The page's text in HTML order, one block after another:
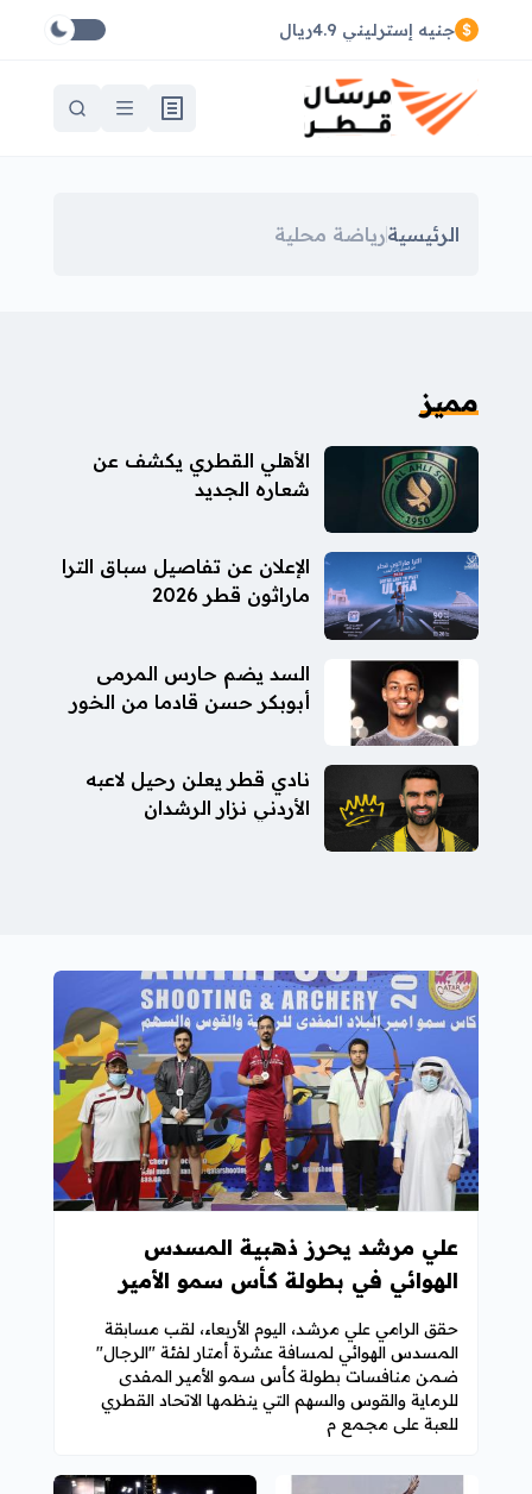
جنيه إسترليني 4.9ريال
الرئيسيةرياضة محلية
مميز
الأهلي القطري يكشف عن
شعاره الجديد
الإعلان عن تفاصيل سباق الترا
ماراثون قطر 2026
السد يضم حارس المرمى
أبوبكر حسن قادما من الخور
نادي قطر يعلن رحيل لاعبه
الأردني نزار الرشدان
علي مرشد يحرز ذهبية المسدس
الهوائي في بطولة كأس سمو الأمير
حقق الرامي علي مرشد، اليوم الأربعاء، لقب مسابقة
المسدس الهوائي لمسافة عشرة أمتار لفئة "الرجال"
ضمن منافسات بطولة كأس سمو الأمير المفدى
للرماية والقوس والسهم التي ينظمها الاتحاد القطري
للعبة على مجمع م